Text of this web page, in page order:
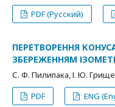
PDF (Русский)
ПЕРЕТВОРЕННЯ
ЗБЕРЕЖЕННЯМ
С. Ф. Пилипака, І. Ю.
PDF
ENG